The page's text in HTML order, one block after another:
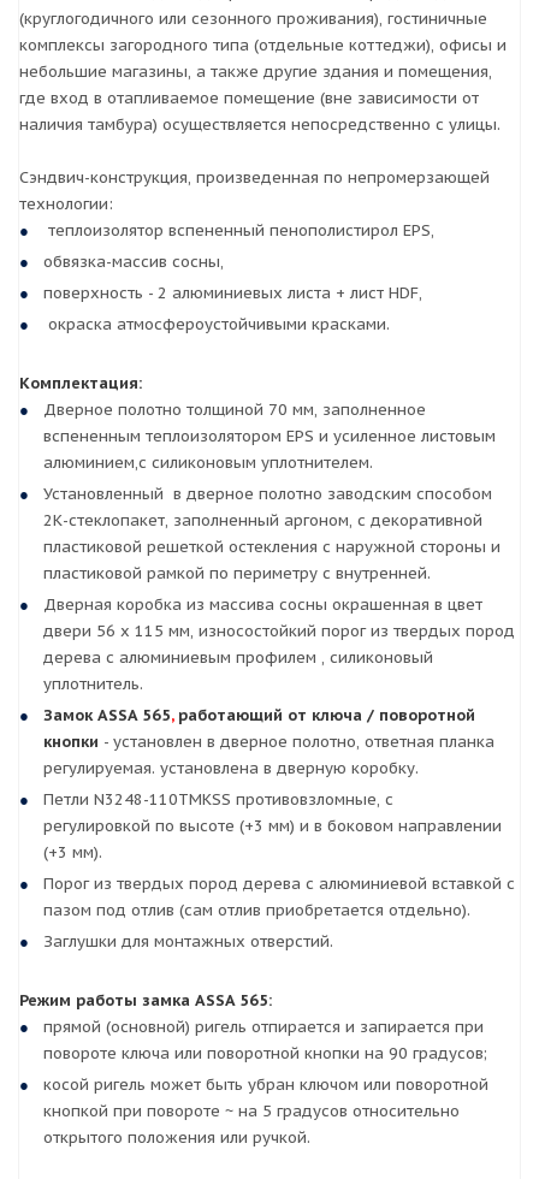
(круглогодичного или сезонного проживания), гостиничные
комплексы загородного типа (отдельные коттеджи), офисы и
небольшие магазины, а также другие здания и помещения,
где вход в отапливаемое помещение (вне зависимости от
наличия тамбура) осуществляется непосредственно с улицы.
Сэндвич-конструкция, произведенная по непромерзающей
технологии:
теплоизолятор вспененный пенополистирол EPS,
обвязка-массив сосны,
поверхность - 2 алюминиевых листа + лист HDF,
окраска атмосфероустойчивыми красками.
Комплектация:
Дверное полотно толщиной 70 мм, заполненное
вспененным теплоизолятором EPS и усиленное листовым
алюминием,с силиконовым уплотнителем.
Установленный в дверное полотно заводским способом
2К-стеклопакет, заполненный аргоном, с декоративной
пластиковой решеткой остекления с наружной стороны и
пластиковой рамкой по периметру с внутренней.
Дверная коробка из массива сосны окрашенная в цвет
двери 56 х 115 мм, износостойкий порог из твердых пород
дерева с алюминиевым профилем , силиконовый
уплотнитель.
Замок ASSA 565, работающий от ключа / поворотной
кнопки - установлен в дверное полотно, ответная планка
регулируемая. установлена в дверную коробку.
Петли N3248-110TMKSS противовзломные, с
регулировкой по высоте (+3 мм) и в боковом направлении
(+3 мм).
Порог из твердых пород дерева с алюминиевой вставкой с
пазом под отлив (сам отлив приобретается отдельно).
Заглушки для монтажных отверстий.
Режим работы замка ASSA 565:
прямой (основной) ригель отпирается и запирается при
повороте ключа или поворотной кнопки на 90 градусов;
косой ригель может быть убран ключом или поворотной
кнопкой при повороте ~ на 5 градусов относительно
открытого положения или ручкой.